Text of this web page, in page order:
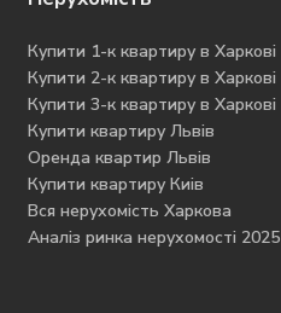
Купити 1-к квартиру в Харкові
Купити 2-к квартиру в Харкові
Купити 3-к квартиру в Харкові
Купити квартиру Львів
Оренда квартир Львів
Купити квартиру Киів
Вся нерухомість Харкова
Аналіз ринка нерухомості 2025